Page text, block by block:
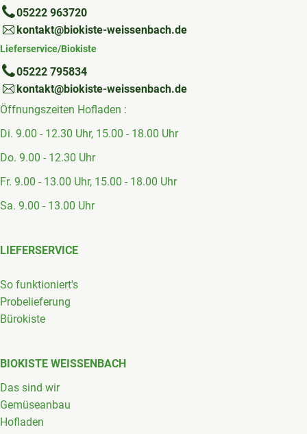
05222 963720
kontakt@biokiste-weissenbach.de
Lieferservice/Biokiste
05222 795834
kontakt@biokiste-weissenbach.de
Öffnungszeiten Hofladen :
Di. 9.00 - 12.30 Uhr, 15.00 - 18.00 Uhr
Do. 9.00 - 12.30 Uhr
Fr. 9.00 - 13.00 Uhr, 15.00 - 18.00 Uhr
Sa. 9.00 - 13.00 Uhr
LIEFERSERVICE
So funktioniert's
Probelieferung
Bürokiste
BIOKISTE WEISSENBACH
Das sind wir
Gemüseanbau
Hofladen